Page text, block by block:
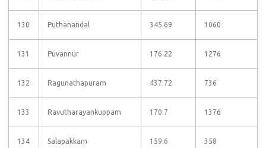
130 Puthanandal 345.69 1060
131 Puvannur 176.22 1276
132 Ragunathapuram 437.72 736
133 Ravutharayankuppam 170.7 1376
134 Salapakkam 159.6 358